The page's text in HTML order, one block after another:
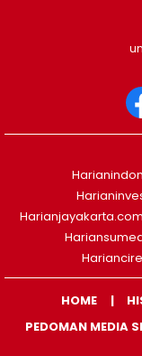
Harianjayakarta.com
HOME
PEDOMAN MEDIA